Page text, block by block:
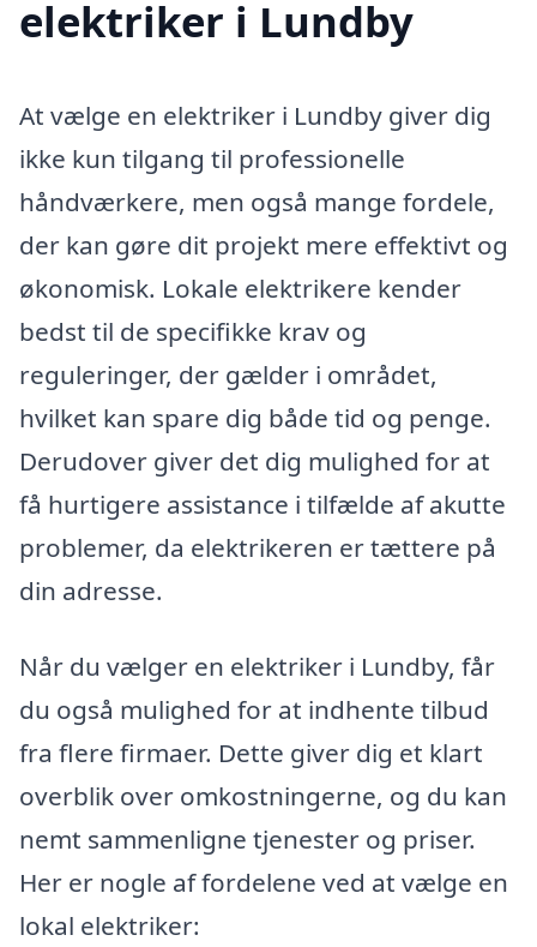
elektriker i Lundby
At vælge en elektriker i Lundby giver dig
ikke kun tilgang til professionelle
håndværkere, men også mange fordele,
der kan gøre dit projekt mere effektivt og
økonomisk. Lokale elektrikere kender
bedst til de specifikke krav og
reguleringer, der gælder i området,
hvilket kan spare dig både tid og penge.
Derudover giver det dig mulighed for at
få hurtigere assistance i tilfælde af akutte
problemer, da elektrikeren er tættere på
din adresse.
Når du vælger en elektriker i Lundby, får
du også mulighed for at indhente tilbud
fra flere firmaer. Dette giver dig et klart
overblik over omkostningerne, og du kan
nemt sammenligne tjenester og priser.
Her er nogle af fordelene ved at vælge en
lokal elektriker: